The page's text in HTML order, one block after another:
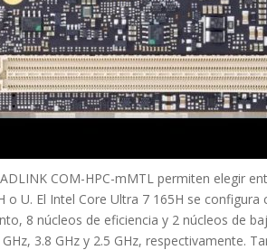
COM-HPC-mMTL permiten elegir
o U. El Intel Core Ultra 7 165H se configura
8 núcleos de eficiencia y 2 núcleos de
3.8 GHz y 2.5 GHz, respectivamente.